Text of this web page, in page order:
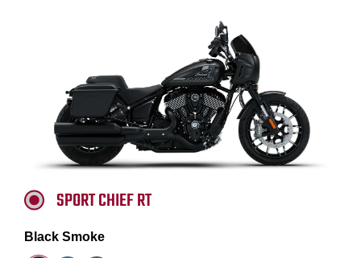
SPORT CHIEF RT
Black Smoke